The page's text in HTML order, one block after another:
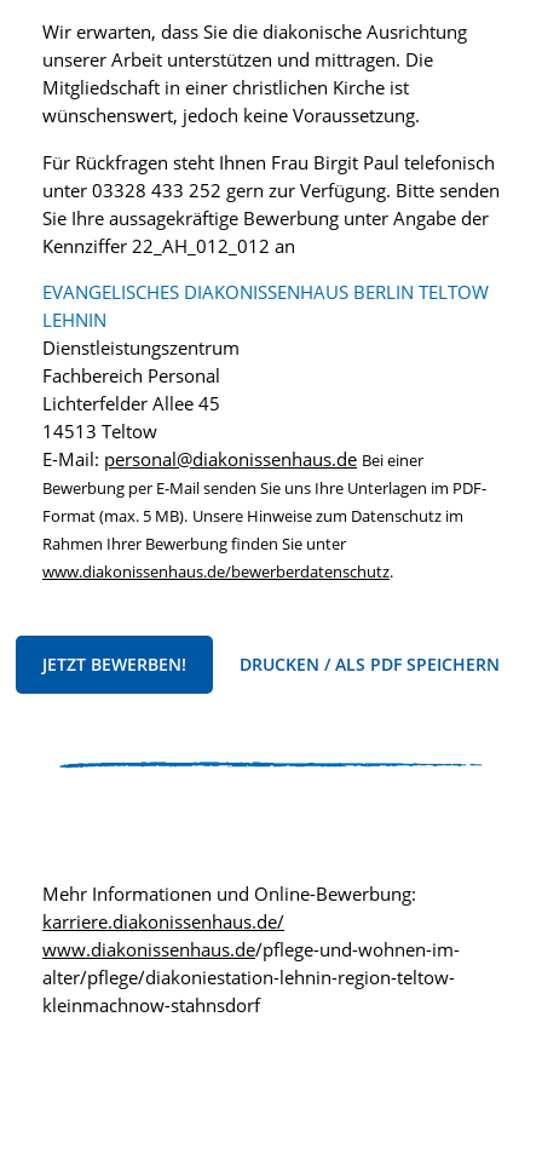
Wir erwarten, dass Sie die diakonische Ausrichtung
unserer Arbeit unterstützen und mittragen. Die
Mitgliedschaft in einer christlichen Kirche ist
wünschenswert, jedoch keine Voraussetzung.
Für Rückfragen steht Ihnen Frau Birgit Paul telefonisch
unter 03328 433 252 gern zur Verfügung. Bitte senden
Sie Ihre aussagekräftige Bewerbung unter Angabe der
Kennziffer 22_AH_012_012 an
EVANGELISCHES DIAKONISSENHAUS BERLIN TELTOW
LEHNIN
Dienstleistungszentrum
Fachbereich Personal
Lichterfelder Allee 45
14513 Teltow
E-Mail: personal@diakonissenhaus.de Bei einer
Bewerbung per E-Mail senden Sie uns Ihre Unterlagen im PDF-
Format (max. 5 MB). Unsere Hinweise zum Datenschutz im
Rahmen Ihrer Bewerbung finden Sie unter
www.diakonissenhaus.de/bewerberdatenschutz.
JETZT BEWERBEN! DRUCKEN / ALS PDF SPEICHERN
Mehr Informationen und Online-Bewerbung:
karriere.diakonissenhaus.de/
www.diakonissenhaus.de/pflege-und-wohnen-im-
alter/pflege/diakoniestation-lehnin-region-teltow-
kleinmachnow-stahnsdorf